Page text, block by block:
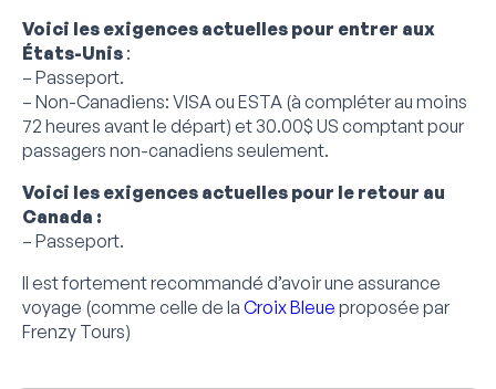
Voici les exigences actuelles pour entrer aux
États-Unis :
– Passeport.
– Non-Canadiens: VISA ou ESTA (à compléter au moins
72 heures avant le départ) et 30.00$ US comptant pour
passagers non-canadiens seulement.
Voici les exigences actuelles pour le retour au
Canada :
– Passeport.
Il est fortement recommandé d’avoir une assurance
voyage (comme celle de la Croix Bleue proposée par
Frenzy Tours)